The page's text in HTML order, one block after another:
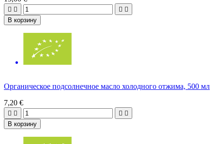
   
В корзину
Органическое подсолнечное масло холодного отжима, 500 мл
7,20 €
   
В корзину